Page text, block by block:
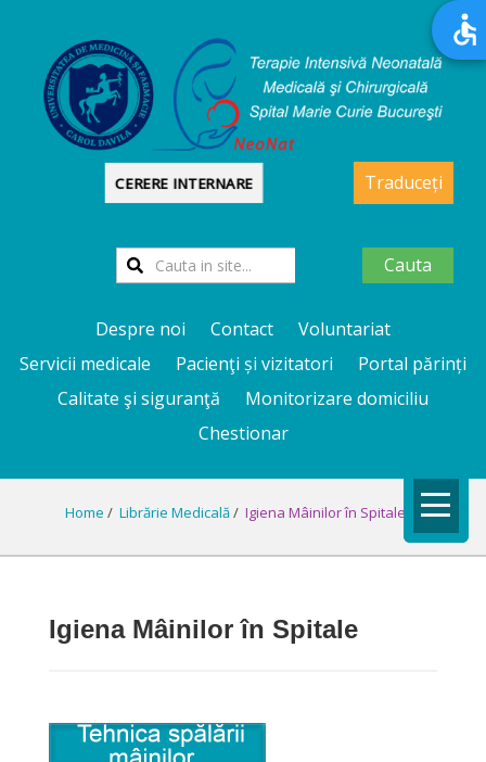
CERERE INTERNARE
Cauta
Traduceți
Despre noi Contact
Voluntariat
Servicii medicale
Pacienţi și vizitatori
Portal părinți
Calitate şi siguranţă
Monitorizare domiciliu
Chestionar
Home / Librărie Medicală/ Igiena Mâinilor în Spitale
Igiena Mâinilor în Spitale